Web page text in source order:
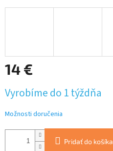
14 €
cena:
Vyrobíme do 1 týždňa
Možnosti doručenia
Pridať do košíka